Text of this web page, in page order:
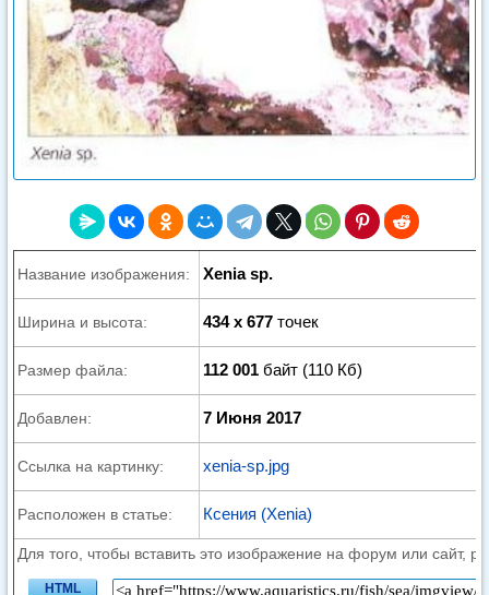
Название изображения: Xenia sp.
Ширина и высота: 434 x 677 точек
Размер файла: 112 001 байт (110 Кб)
Добавлен: 7 Июня 2017
Ссылка на картинку: xenia-sp.jpg
Расположен в статье: Ксения (Xenia)
Для того, чтобы вставить это изображение на форум или сайт,
HTML